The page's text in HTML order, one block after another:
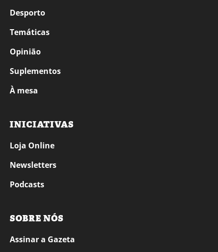
Desporto
Temáticas
Opinião
Suplementos
À mesa
INICIATIVAS
Loja Online
Newsletters
Podcasts
SOBRE NÓS
Assinar a Gazeta